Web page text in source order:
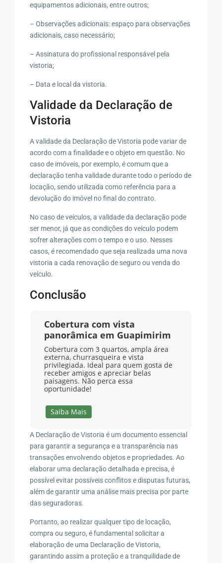
equipamentos adicionais, entre outros;
– Observações adicionais: espaço para observações
adicionais, caso necessário;
– Assinatura do profissional responsável pela
vistoria;
– Data e local da vistoria.
Validade da Declaração de
Vistoria
A validade da Declaração de Vistoria pode variar de
acordo com a finalidade e o objeto em questão. No
caso de imóveis, por exemplo, é comum que a
declaração tenha validade durante todo o período de
locação, sendo utilizada como referência para a
devolução do imóvel no final do contrato.
No caso de veículos, a validade da declaração pode
ser menor, já que as condições do veículo podem
sofrer alterações com o tempo e o uso. Nesses
casos, é recomendado que seja realizada uma nova
vistoria a cada renovação de seguro ou venda do
veículo.
Conclusão
Cobertura com vista
panorâmica em Guapimirim
Cobertura com 3 quartos, ampla área
externa, churrasqueira e vista
privilegiada. Ideal para quem gosta de
receber amigos e apreciar belas
paisagens. Não perca essa
oportunidade!
Saiba Mais
A Declaração de Vistoria é um documento essencial
para garantir a segurança e a transparência nas
transações envolvendo objetos e propriedades. Ao
elaborar uma declaração detalhada e precisa, é
possível evitar possíveis conflitos e disputas futuras,
além de garantir uma análise mais precisa por parte
das seguradoras.
Portanto, ao realizar qualquer tipo de locação,
compra ou seguro, é fundamental solicitar a
elaboração de uma Declaração de Vistoria,
garantindo assim a proteção e a tranquilidade de